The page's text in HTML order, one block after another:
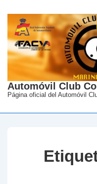
Saltar
contenido
principal
Automóvil Club
Página oficial del Automóvil